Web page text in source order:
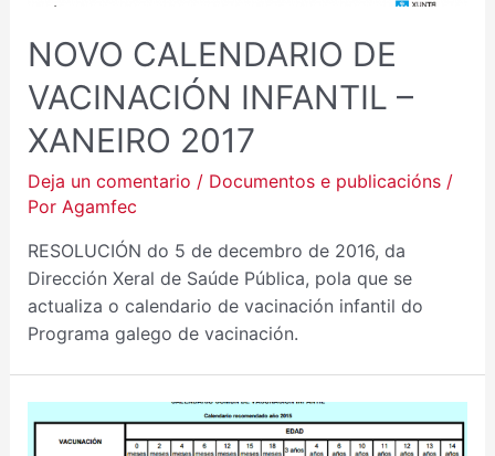
NOVO CALENDARIO DE
VACINACIÓN INFANTIL –
XANEIRO 2017
Deja un comentario / Documentos e publicacións/
Por Agamfec
RESOLUCIÓN do 5 de decembro de 2016, da
Dirección Xeral de Saúde Pública, pola que se
actualiza o calendario de vacinación infantil do
Programa galego de vacinación.
MODIFICACIÓN
DA